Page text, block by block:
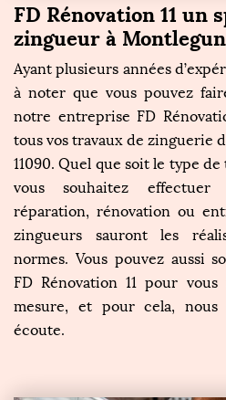
FD Rénovation 11 un
zingueur à Montlegun
Ayant plusieurs années
à noter que vous pouvez
notre entreprise FD
tous vos travaux de zinguerie
11090. Quel que soit le type
vous souhaitez effectuer
réparation, rénovation ou
zingueurs sauront les
normes. Vous pouvez aussi
FD Rénovation 11 pour
mesure, et pour cela,
écoute.